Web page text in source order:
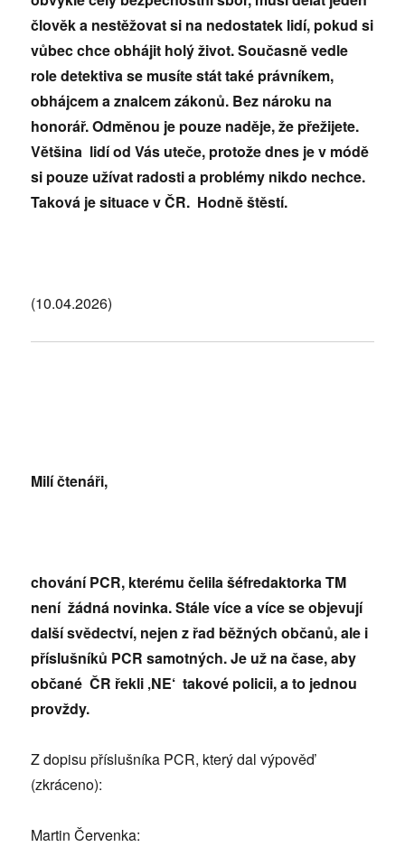
člověk a nestěžovat si na nedostatek lidí, pokud si
vůbec chce obhájit holý život. Současně vedle
role detektiva se musíte stát také právníkem,
obhájcem a znalcem zákonů. Bez nároku na
honorář. Odměnou je pouze naděje, že přežijete.
Většina lidí od Vás uteče, protože dnes je v módě
si pouze užívat radosti a problémy nikdo nechce.
Taková je situace v ČR. Hodně štěstí.
(10.04.2026)
Milí čtenáři,
chování PCR, kterému čelila šéfredaktorka TM
není žádná novinka. Stále více a více se objevují
další svědectví, nejen z řad běžných občanů, ale i
příslušníků PCR samotných. Je už na čase, aby
občané ČR řekli ‚NE‘ takové policii, a to jednou
provždy.
Z dopisu příslušníka PCR, který dal výpověď
(zkráceno):
Martin Červenka: